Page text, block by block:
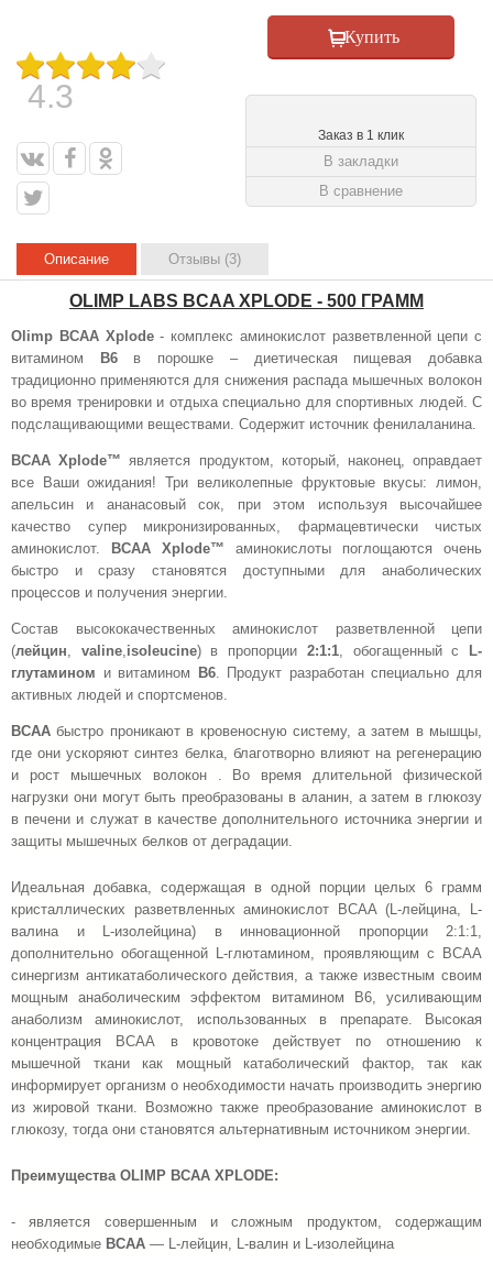
4.3
Заказ в 1 клик
В закладки
В сравнение
Описание Отзывы (3)
OLIMP LABS BCAA XPLODE - 500 ГРАММ
Olimp BCAA Xplode- комплекс аминокислот разветвленной цепи с
витамином
B6в порошке – диетическая пищевая добавка
традиционно применяются для снижения распада мышечных волокон
во время тренировки и отдыха специально для спортивных людей. С
подслащивающими веществами. Содержит источник фенилаланина.
BCAA Xplode™ является продуктом, который, наконец, оправдает
все Ваши ожидания! Три великолепные фруктовые вкусы: лимон,
апельсин и ананасовый сок, при этом используя высочайшее
качество супер микронизированных, фармацевтически чистых
аминокислот.
BCAA Xplode™ аминокислоты поглощаются очень
быстро и сразу становятся доступными для анаболических
процессов и получения энергии.
Состав высококачественных аминокислот разветвленной цепи
(лейцин, valine,isoleucine) в пропорции 2:1:1, обогащенный с
L-
глутамином и витамином B6. Продукт разработан специально для
активных людей и спортсменов.
BCAA быстро проникают в кровеносную систему, а затем в мышцы,
где они ускоряют синтез белка, благотворно влияют на регенерацию
и рост мышечных волокон . Во время длительной физической
нагрузки они могут быть преобразованы в аланин, а затем в глюкозу
в печени и служат в качестве дополнительного источника энергии и
защиты мышечных белков от деградации.
Идеальная добавка, содержащая в одной порции целых 6 грамм
кристаллических разветвленных аминокислот ВСАА (L-лейцина, L-
валина и L-изолейцина) в инновационной пропорции 2:1:1,
дополнительно обогащенной L-глютамином, проявляющим с ВСАА
синергизм антикатаболического действия, а также известным своим
мощным анаболическим эффектом витамином В6, усиливающим
анаболизм аминокислот, использованных в препарате. Высокая
концентрация ВСАА в кровотоке действует по отношению к
мышечной ткани как мощный катаболический фактор, так как
информирует организм о необходимости начать производить энергию
из жировой ткани. Возможно также преобразование аминокислот в
глюкозу, тогда они становятся альтернативным источником энергии.
Преимущества OLIMP BCAA XPLODE:
-является совершенным и сложным продуктом, содержащим
необходимые BCAA — L-лейцин, L-валин и L-изолейцина